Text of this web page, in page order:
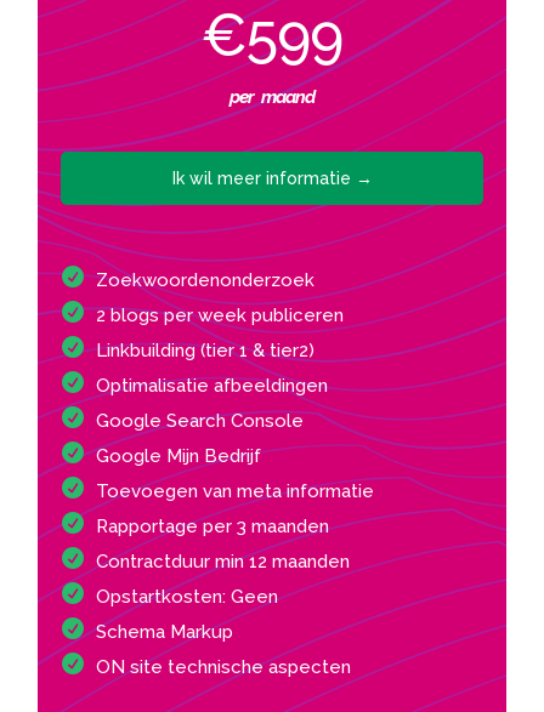
€599
per maand
Ik wil meer informatie →
Zoekwoordenonderzoek
2 blogs per week publiceren
Linkbuilding (tier 1 & tier2)
Optimalisatie afbeeldingen
Google Search Console
Google Mijn Bedrijf
Toevoegen van meta informatie
Rapportage per 3 maanden
Contractduur min 12 maanden
Opstartkosten: Geen
Schema Markup
ON site technische aspecten